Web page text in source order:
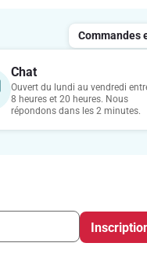
Commandes
Chat
Ouvert du lundi au vendredi
8 heures et 20 heures. Nous
répondons dans les 2 minutes.